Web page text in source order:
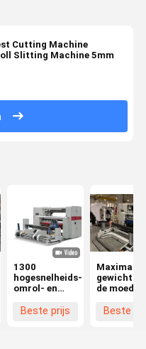
Cutting Machine
Slitting Machine 5mm
1300
hogesnelheids-
omrol- en
voor bedekt
Beste prijs
Maximaal
gewicht
de
Beste